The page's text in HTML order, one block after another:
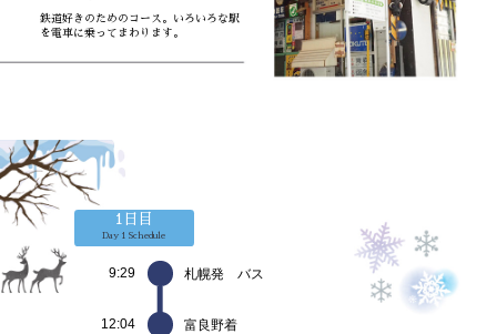
鉄道好きのためのコース。いろいろな駅
を電車に乗ってまわります。
1日目
Day 1 Schedule
9:29 札幌発 バス
12:04 富良野着